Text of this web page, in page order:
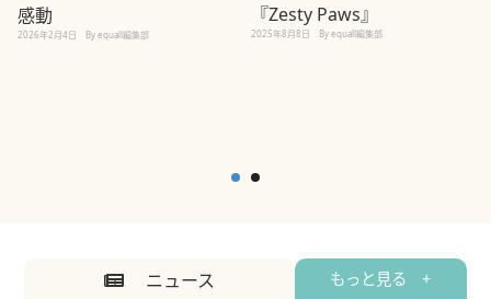
感動
2026年2月4日 By equall編集部
『Zesty Paws』
2025年8月8日 By equall編集部
ニュース もっと見る +